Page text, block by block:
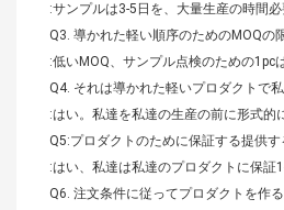
:サンプルは3-5日を、大量生産の時間
Q3. 導かれた軽い順序のためのMOQの
:低いMOQ、サンプル点検のための1pc
Q4. それは導かれた軽いプロダクトで
:はい。私達を私達の生産の前に形式的
Q5:プロダクトのために保証する提供す
:はい、私達は私達のプロダクトに保証
Q6. 注文条件に従ってプロダクトを作る